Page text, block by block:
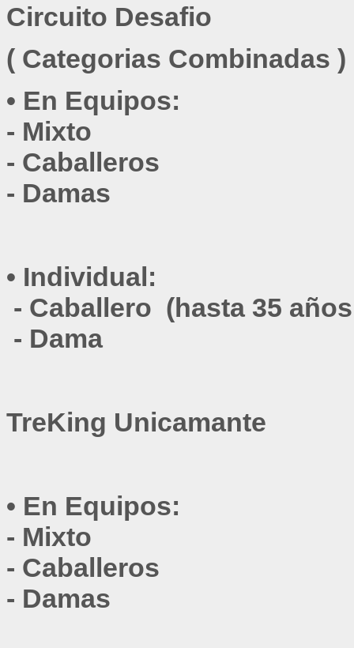
Circuito Desafio
( Categorias Combinadas )
• En Equipos:
- Mixto
- Caballeros
- Damas
• Individual:
- Caballero (hasta 35
- Dama
TreKing Unicamante
• En Equipos:
- Mixto
- Caballeros
- Damas